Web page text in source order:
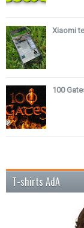
Xiaomi
100
T-shirts AdA